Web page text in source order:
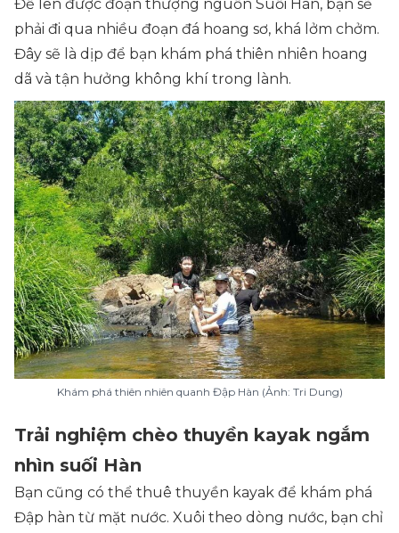
Để lên được đoạn thượng nguồn Suối Hàn, bạn sẽ
phải đi qua nhiều đoạn đá hoang sơ, khá lởm chởm.
Đây sẽ là dịp để bạn khám phá thiên nhiên hoang
dã và tận hưởng không khí trong lành.
Khám phá thiên nhiên quanh Đập Hàn (Ảnh: Tri Dung)
Trải nghiệm chèo thuyền kayak ngắm
nhìn suối Hàn
Bạn cũng có thể thuê thuyền kayak để khám phá
Đập hàn từ mặt nước. Xuôi theo dòng nước, bạn chỉ